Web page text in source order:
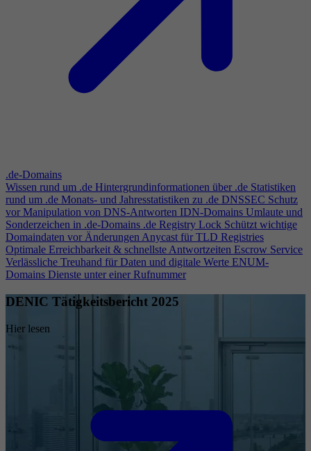
.de-Domains
Wissen rund um .de Hintergrundinformationen über .de Statistiken
rund um .de Monats- und Jahresstatistiken zu .de DNSSEC Schutz
vor Manipulation von DNS-Antworten IDN-Domains Umlaute und
Sonderzeichen in .de-Domains .de Registry Lock Schützt wichtige
Domaindaten vor ÄnderungenAnycast für TLD Registries
Optimale Erreichbarkeit & schnellste Antwortzeiten Escrow Service
Verlässliche Treuhand für Daten und digitale Werte ENUM-
Domains Dienste unter einer Rufnummer
DENIC Tätigkeitsbericht 2025
Hier lesen